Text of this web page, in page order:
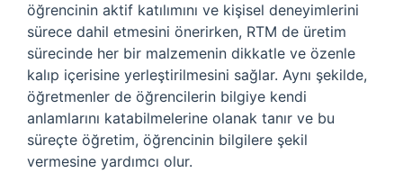
öğrencinin aktif katılımını ve kişisel deneyimlerini
sürece dahil etmesini önerirken, RTM de üretim
sürecinde her bir malzemenin dikkatle ve özenle
kalıp içerisine yerleştirilmesini sağlar. Aynı şekilde,
öğretmenler de öğrencilerin bilgiye kendi
anlamlarını katabilmelerine olanak tanır ve bu
süreçte öğretim, öğrencinin bilgilere şekil
vermesine yardımcı olur.